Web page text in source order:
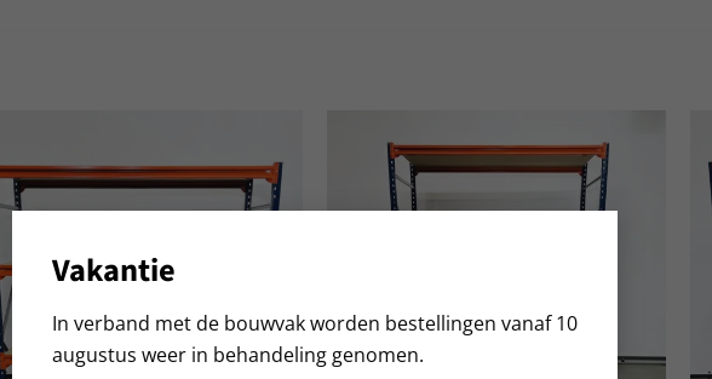
Vakantie
In verband met de bouwvak worden bestellingen vanaf 10
augustus weer in behandeling genomen.